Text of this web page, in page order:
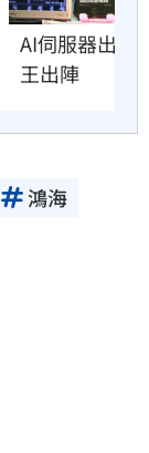
AI伺服器出貨
王出陣
鴻海